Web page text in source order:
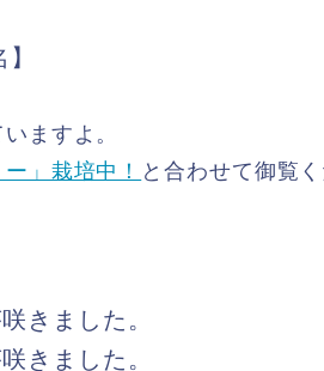
ますよ。
」栽培中！ と合わせて御覧く
した。
した。